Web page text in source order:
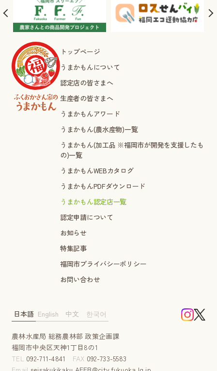
トップページ
うまかもんについて
認定店の皆さまへ
生産者の皆さまへ
うまかもんアワード
うまかもん(農水産物)一覧
うまかもん(加工品 ※福岡市が開発を支援したも
の)一覧
うまかもんWEBカタログ
うまかもんPDFダウンロード
うまかもん認定店一覧
認定申請について
お知らせ
特集記事
福岡市プライバシーポリシー
お問い合わせ
農林水産局 総務農林部 政策企画課
福岡市中央区天神1丁目8の1
TEL 092-711-4841 FAX 092-733-5583
日本語 English 中文 한국어